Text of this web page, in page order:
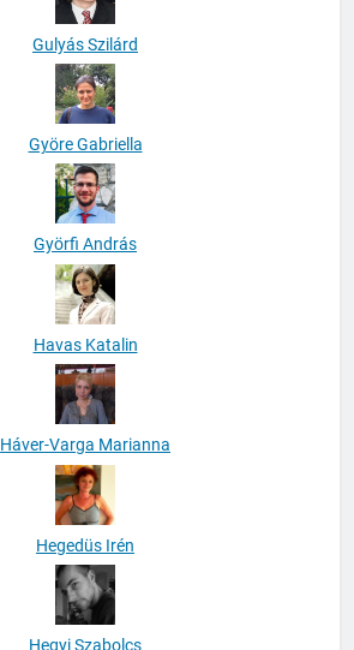
Gulyás Szilárd
Györe Gabriella
Györfi András
Havas Katalin
Háver-Varga Marianna
Hegedüs Irén
Hegyi Szabolcs